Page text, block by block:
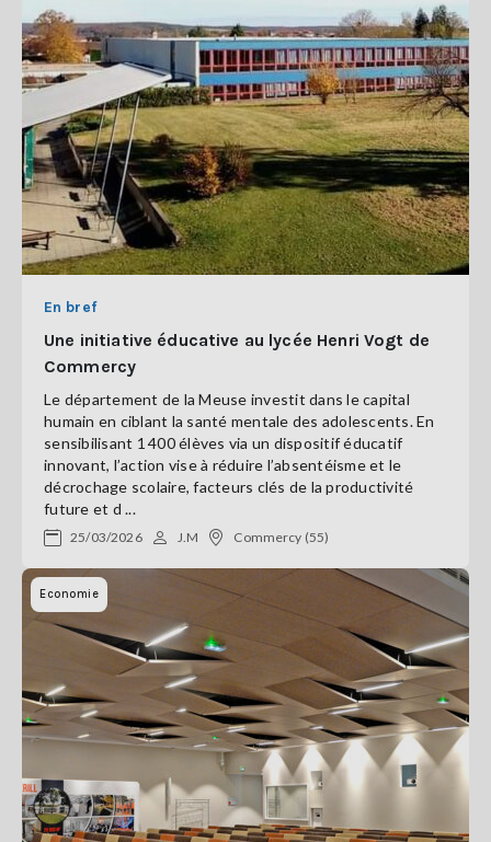
En bref
Une initiative éducative au lycée Henri Vogt de
Commercy
Le département de la Meuse investit dans le capital
humain en ciblant la santé mentale des adolescents. En
sensibilisant 1 400 élèves via un dispositif éducatif
innovant, l’action vise à réduire l’absentéisme et le
décrochage scolaire, facteurs clés de la productivité
future et d ...
25/03/2026 J.M Commercy (55)
Economie